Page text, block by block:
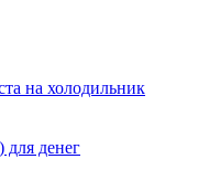
на холодильник
денег